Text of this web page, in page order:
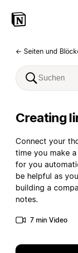
← Seiten und
Creating
Connect your
time you make
for you
be helpful as
building a
notes.
7 min Video